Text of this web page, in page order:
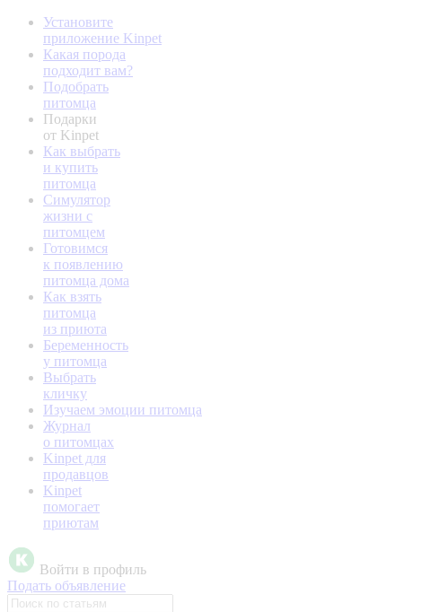
Установите
приложение Kinpet
Какая порода
подходит вам?
Подобрать
питомца
Подарки
от Kinpet
Как выбрать
и купить
питомца
Симулятор
жизни с
питомцем
Готовимся
к появлению
питомца дома
Как взять
питомца
из приюта
Беременность
у питомца
Выбрать
кличку
Изучаем эмоции питомца
Журнал
о питомцах
Kinpet для
продавцов
Kinpet
помогает
приютам
Войти в профиль
Подать объявление